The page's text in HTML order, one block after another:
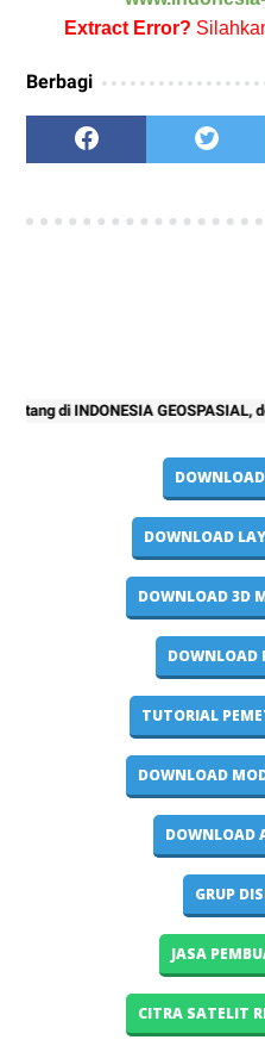
Extract Error?
Berbagi
GEOSPASIAL, download
DOWNLOAD
DOWNLOAD 3D
DOWNLOAD
TUTORIAL
DOWNLOAD
DOWNLOAD
GRUP
JASA
CITRA SATELIT